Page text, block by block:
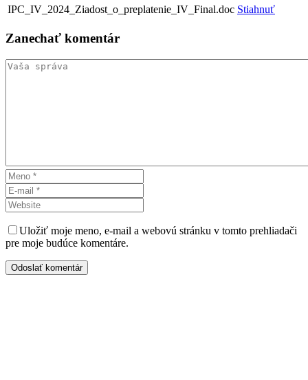
IPC_IV_2024_Ziadost_o_preplatenie_IV_Final.doc Stiahnuť
Zanechať komentár
Uložiť moje meno, e-mail a webovú stránku v tomto prehliadači
pre moje budúce komentáre.
Odoslať komentár